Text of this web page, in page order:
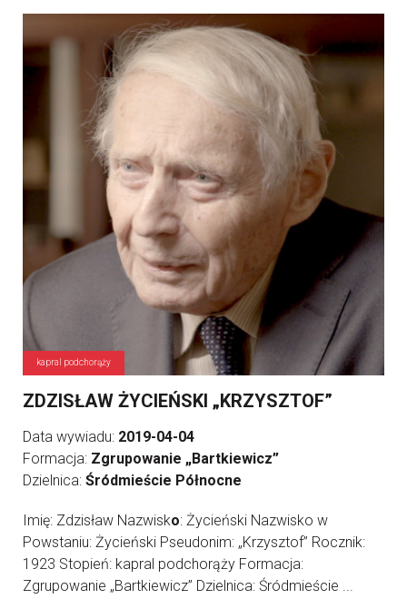
kapral podchorąży
ZDZISŁAW ŻYCIEŃSKI „KRZYSZTOF”
Data wywiadu: 2019-04-04
Formacja: Zgrupowanie „Bartkiewicz”
Dzielnica: Śródmieście Północne
Imię: Zdzisław Nazwisko: Życieński Nazwisko w
Powstaniu: Życieński Pseudonim: „Krzysztof” Rocznik:
1923 Stopień: kapral podchorąży Formacja:
Zgrupowanie „Bartkiewicz” Dzielnica: Śródmieście ...